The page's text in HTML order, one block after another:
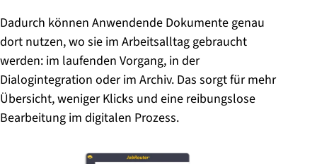
Dadurch können Anwendende Dokumente genau
dort nutzen, wo sie im Arbeitsalltag gebraucht
werden: im laufenden Vorgang, in der
Dialogintegration oder im Archiv. Das sorgt für mehr
Übersicht, weniger Klicks und eine reibungslose
Bearbeitung im digitalen Prozess.